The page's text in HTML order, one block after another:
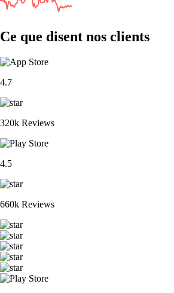
Ce que disent nos clients
4.7
320k Reviews
4.5
660k Reviews